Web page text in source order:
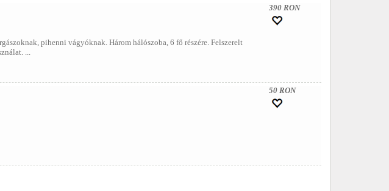
pihenni vágyóknak. Három hálószoba, 6 fő részére. Felszerelt
...
390 RON
50 RON